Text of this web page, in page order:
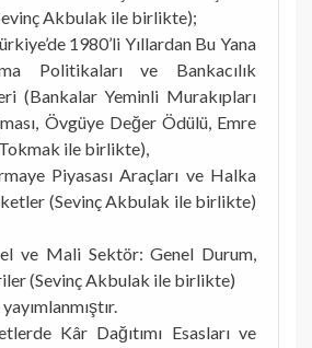
Akbulak ile birlikte);
1980’li Yıllardan Bu Yana
Politikaları ve Bankacılık
(Bankalar Yeminli Murakıpları
Övgüye Değer Ödülü, Emre
ile birlikte),
Piyasası Araçları ve Halka
(Sevinç Akbulak ile birlikte)
ve Mali Sektör: Genel Durum,
(Sevinç Akbulak ile birlikte)
Kâr Dağıtımı Esasları ve